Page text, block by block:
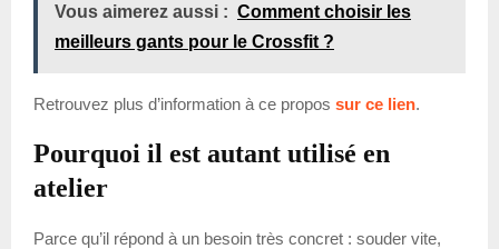
Vous aimerez aussi : Comment choisir les
meilleurs gants pour le Crossfit ?
Retrouvez plus d’information à ce propos sur ce lien.
Pourquoi il est autant utilisé en
atelier
Parce qu’il répond à un besoin très concret : souder vite,